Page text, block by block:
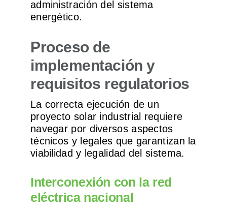
administración del sistema
energético.
Proceso de
implementación y
requisitos regulatorios
La correcta ejecución de un
proyecto solar industrial requiere
navegar por diversos aspectos
técnicos y legales que garantizan la
viabilidad y legalidad del sistema.
Interconexión con la red
eléctrica nacional